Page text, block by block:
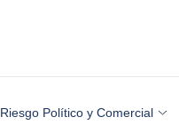
Riesgo Político y Comercial